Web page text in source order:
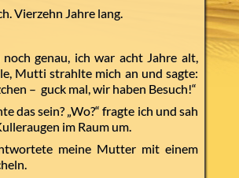
Vierzehn Jahre lang.
genau, ich war acht Jahre alt,
Mutti strahlte mich an und sagte:
– guck mal, wir haben Besuch!“
das sein? „Wo?“ fragte ich und sah
im Raum um.
meine Mutter mit einem